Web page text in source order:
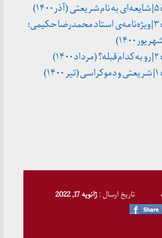
دفترهای بنیاد | شماره ۳ | ویژه‌نامه‌ی استاد محمدرضا حکیمی؛
۱۴۰۰)
تاریخ ارسال :ژانویه 17, 2022